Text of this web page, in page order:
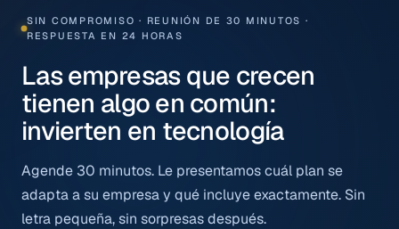
SIN COMPROMISO · REUNIÓN DE 30 MINUTOS ·
RESPUESTA EN 24 HORAS
Las empresas que crecen
tienen algo en común:
invierten en tecnología
Agende 30 minutos. Le presentamos cuál plan se
adapta a su empresa y qué incluye exactamente. Sin
letra pequeña, sin sorpresas después.